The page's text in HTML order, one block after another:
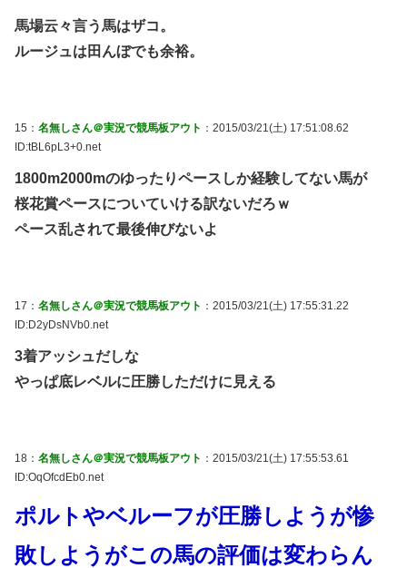
馬場云々言う馬はザコ。
ルージュは田んぼでも余裕。
15： 名無しさん＠実況で競馬板アウト ：2015/03/21(土) 17:51:08.62
ID:tBL6pL3+0.net
1800m2000mのゆったりペースしか経験してない馬が
桜花賞ペースについていける訳ないだろｗ
ペース乱されて最後伸びないよ
17： 名無しさん＠実況で競馬板アウト ：2015/03/21(土) 17:55:31.22
ID:D2yDsNVb0.net
3着アッシュだしな
やっぱ底レベルに圧勝しただけに見える
18： 名無しさん＠実況で競馬板アウト ：2015/03/21(土) 17:55:53.61
ID:OqOfcdEb0.net
ポルトやベルーフが圧勝しようが惨
敗しようがこの馬の評価は変わらん